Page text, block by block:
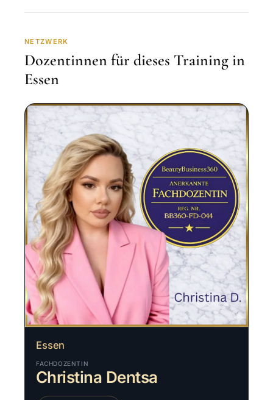
NETZWERK
Dozentinnen für dieses Training in
Essen
Essen
FACHDOZENTIN
Christina Dentsa